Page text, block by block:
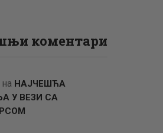
коментари
на НАЈЧЕШЋА
У ВЕЗИ СА